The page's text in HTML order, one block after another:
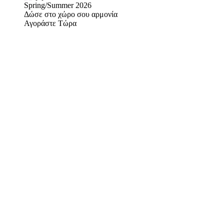
Spring/Summer 2026
Δώσε στο χώρο σου αρμονία
Αγοράστε Τώρα